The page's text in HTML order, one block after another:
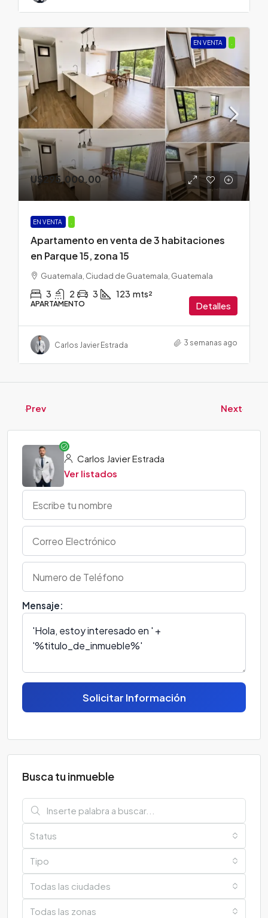
EN VENTA
U$295,000.00
EN VENTA
Apartamento en venta de 3 habitaciones
en Parque 15, zona 15
Guatemala, Ciudad de Guatemala, Guatemala
3 2 3 123 mts²
APARTAMENTO Detalles
Carlos Javier Estrada 3 semanas ago
Prev Next
Carlos Javier Estrada
Ver listados
Mensaje:
Solicitar Información
Busca tu inmueble
Status
Tipo
Todas las ciudades
Todas las zonas